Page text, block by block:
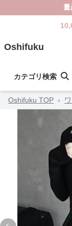
量
Oshifuku
カテゴリ検索
Oshifuku TOP ›